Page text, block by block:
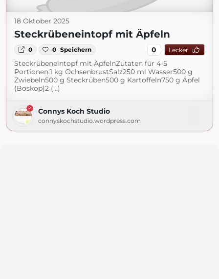
18 Oktober 2025
Steckrübeneintopf mit Äpfeln
0 0 Speichern 0 Lecker
Steckrübeneintopf mit ÄpfelnZutaten für 4-5
Portionen:1 kg OchsenbrustSalz250 ml Wasser500 g
Zwiebeln500 g Steckrüben500 g Kartoffeln750 g Äpfel
(Boskop)2 (...)
Connys Koch Studio
connyskochstudio.wordpress.com